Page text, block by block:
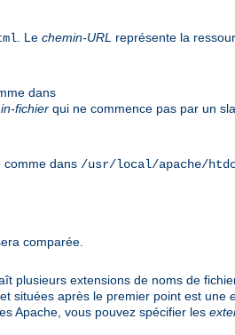
. Le chemin-URL représente la
dans
fichier qui ne commence pas par un
comme dans /usr/local/apache/
comparée.
plusieurs extensions de noms de
situées après le premier point est une
Apache, vous pouvez spécifier les